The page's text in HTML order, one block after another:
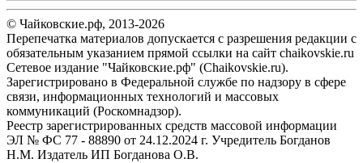
© Чайковские.рф, 2013-2026
Перепечатка материалов допускается с разрешения редакции с
обязательным указанием прямой ссылки на сайт chaikovskie.ru
Сетевое издание "Чайковские.рф" (Chaikovskie.ru).
Зарегистрировано в Федеральной службе по надзору в сфере
связи, информационных технологий и массовых
коммуникаций (Роскомнадзор).
Реестр зарегистрированных средств массовой информации
ЭЛ № ФС 77 - 88890 от 24.12.2024 г. Учредитель Богданов
Н.М. Издатель ИП Богданова О.В.